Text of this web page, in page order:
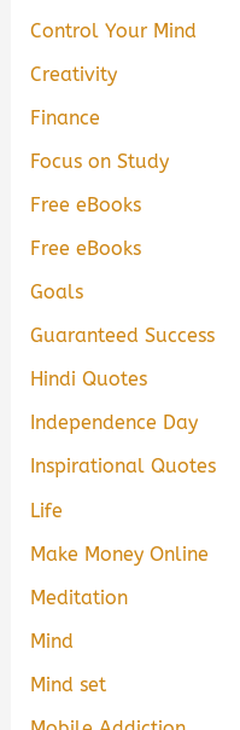
Control Your Mind
Creativity
Finance
Focus on Study
Free eBooks
Free eBooks
Goals
Guaranteed Success
Hindi Quotes
Independence Day
Inspirational Quotes
Life
Make Money Online
Meditation
Mind
Mind set